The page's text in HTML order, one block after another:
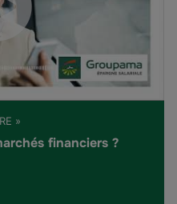
»
financiers ?